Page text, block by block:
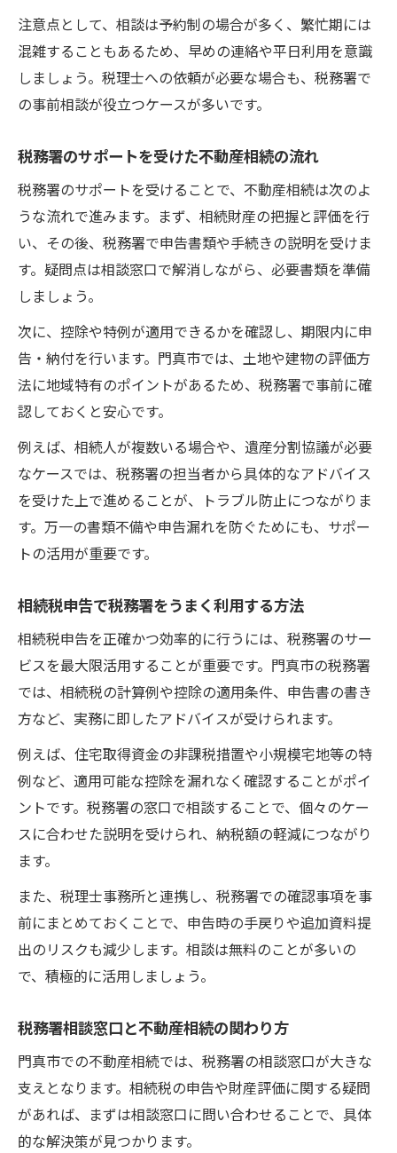
注意点として、相談は予約制の場合が多く、繁忙期には
混雑することもあるため、早めの連絡や平日利用を意識
しましょう。税理士への依頼が必要な場合も、税務署で
の事前相談が役立つケースが多いです。
税務署のサポートを受けた不動産相続の流れ
税務署のサポートを受けることで、不動産相続は次のよ
うな流れで進みます。まず、相続財産の把握と評価を行
い、その後、税務署で申告書類や手続きの説明を受けま
す。疑問点は相談窓口で解消しながら、必要書類を準備
しましょう。
次に、控除や特例が適用できるかを確認し、期限内に申
告・納付を行います。門真市では、土地や建物の評価方
法に地域特有のポイントがあるため、税務署で事前に確
認しておくと安心です。
例えば、相続人が複数いる場合や、遺産分割協議が必要
なケースでは、税務署の担当者から具体的なアドバイス
を受けた上で進めることが、トラブル防止につながりま
す。万一の書類不備や申告漏れを防ぐためにも、サポー
トの活用が重要です。
相続税申告で税務署をうまく利用する方法
相続税申告を正確かつ効率的に行うには、税務署のサー
ビスを最大限活用することが重要です。門真市の税務署
では、相続税の計算例や控除の適用条件、申告書の書き
方など、実務に即したアドバイスが受けられます。
例えば、住宅取得資金の非課税措置や小規模宅地等の特
例など、適用可能な控除を漏れなく確認することがポイ
ントです。税務署の窓口で相談することで、個々のケー
スに合わせた説明を受けられ、納税額の軽減につながり
ます。
また、税理士事務所と連携し、税務署での確認事項を事
前にまとめておくことで、申告時の手戻りや追加資料提
出のリスクも減少します。相談は無料のことが多いの
で、積極的に活用しましょう。
税務署相談窓口と不動産相続の関わり方
門真市での不動産相続では、税務署の相談窓口が大きな
支えとなります。相続税の申告や財産評価に関する疑問
があれば、まずは相談窓口に問い合わせることで、具体
的な解決策が見つかります。